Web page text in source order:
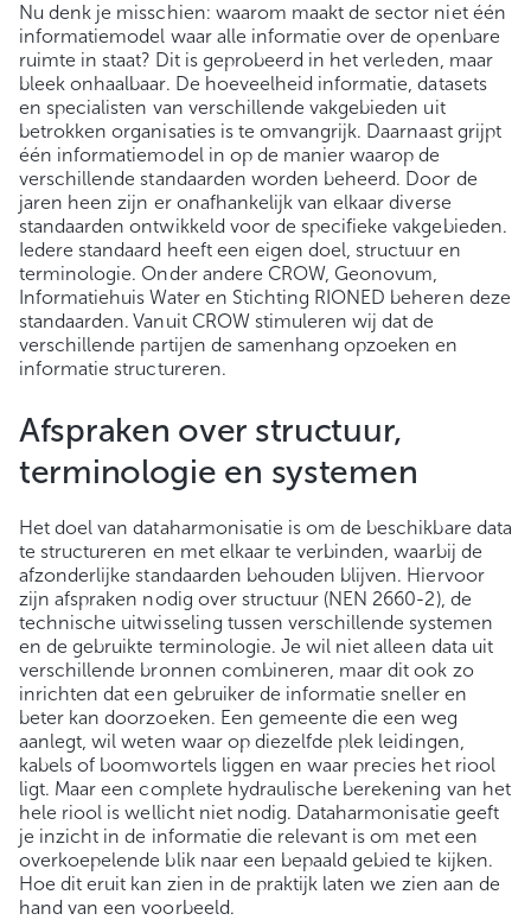
Nu denk je misschien: waarom maakt de sector niet één
informatiemodel waar alle informatie over de openbare
ruimte in staat? Dit is geprobeerd in het verleden, maar
bleek onhaalbaar. De hoeveelheid informatie, datasets
en specialisten van verschillende vakgebieden uit
betrokken organisaties is te omvangrijk. Daarnaast grijpt
één informatiemodel in op de manier waarop de
verschillende standaarden worden beheerd. Door de
jaren heen zijn er onafhankelijk van elkaar diverse
standaarden ontwikkeld voor de specifieke vakgebieden.
Iedere standaard heeft een eigen doel, structuur en
terminologie. Onder andere CROW, Geonovum,
Informatiehuis Water en Stichting RIONED beheren deze
standaarden. Vanuit CROW stimuleren wij dat de
verschillende partijen de samenhang opzoeken en
informatie structureren.
Afspraken over structuur,
terminologie en systemen
Het doel van dataharmonisatie is om de beschikbare data
te structureren en met elkaar te verbinden, waarbij de
afzonderlijke standaarden behouden blijven. Hiervoor
zijn afspraken nodig over structuur (NEN 2660-2), de
technische uitwisseling tussen verschillende systemen
en de gebruikte terminologie. Je wil niet alleen data uit
verschillende bronnen combineren, maar dit ook zo
inrichten dat een gebruiker de informatie sneller en
beter kan doorzoeken. Een gemeente die een weg
aanlegt, wil weten waar op diezelfde plek leidingen,
kabels of boomwortels liggen en waar precies het riool
ligt. Maar een complete hydraulische berekening van het
hele riool is wellicht niet nodig. Dataharmonisatie geeft
je inzicht in de informatie die relevant is om met een
overkoepelende blik naar een bepaald gebied te kijken.
Hoe dit eruit kan zien in de praktijk laten we zien aan de
hand van een voorbeeld.